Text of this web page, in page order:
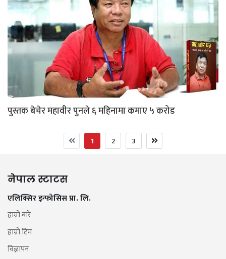
पुस्तक बेचेर महावीर पुनले ६ महिनामा कमाए ५ करोड
1 2 3
नेपाल स्टाटस
एलिक्सिर इन्फोसिस प्रा. लि.
हाम्रो बारे
हाम्रो टिम
विज्ञापन